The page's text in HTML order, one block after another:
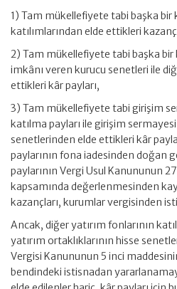
1) Tam mükellefiyete tabi başka
katılımlarından elde ettikleri
2) Tam mükellefiyete tabi başka bir
imkânı veren kurucu senetleri ile
ettikleri kâr payları,
3) Tam mükellefiyete tabi girişim
katılma payları ile girişim
senetlerinden elde ettikleri kâr
paylarının fona iadesinden doğan
paylarının Vergi Usul Kanununun
kapsamında değerlenmesinden
kazançları, kurumlar vergisinden
Ancak, diğer yatırım fonlarının
yatırım ortaklıklarının hisse
Vergisi Kanununun 5 inci
bendindeki istisnadan